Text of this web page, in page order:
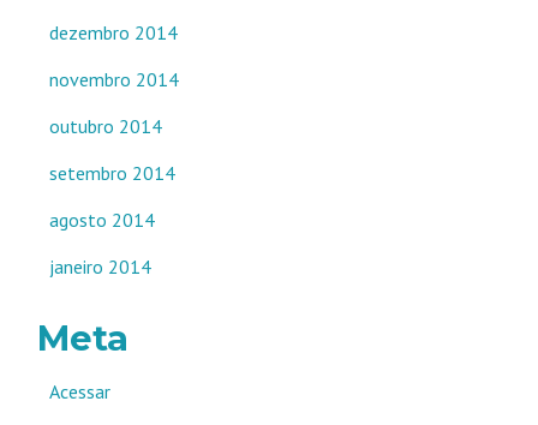
dezembro 2014
novembro 2014
outubro 2014
setembro 2014
agosto 2014
janeiro 2014
Meta
Acessar